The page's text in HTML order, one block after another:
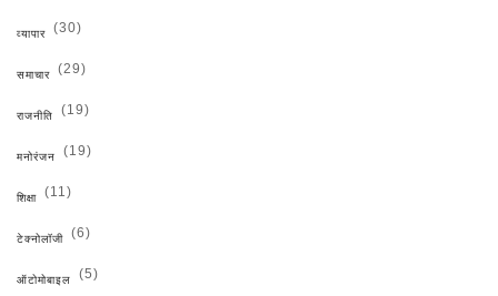
व्यापार (30)
समाचार (29)
राजनीति (19)
मनोरंजन (19)
शिक्षा (11)
टेक्नोलॉजी (6)
ऑटोमोबाइल (5)